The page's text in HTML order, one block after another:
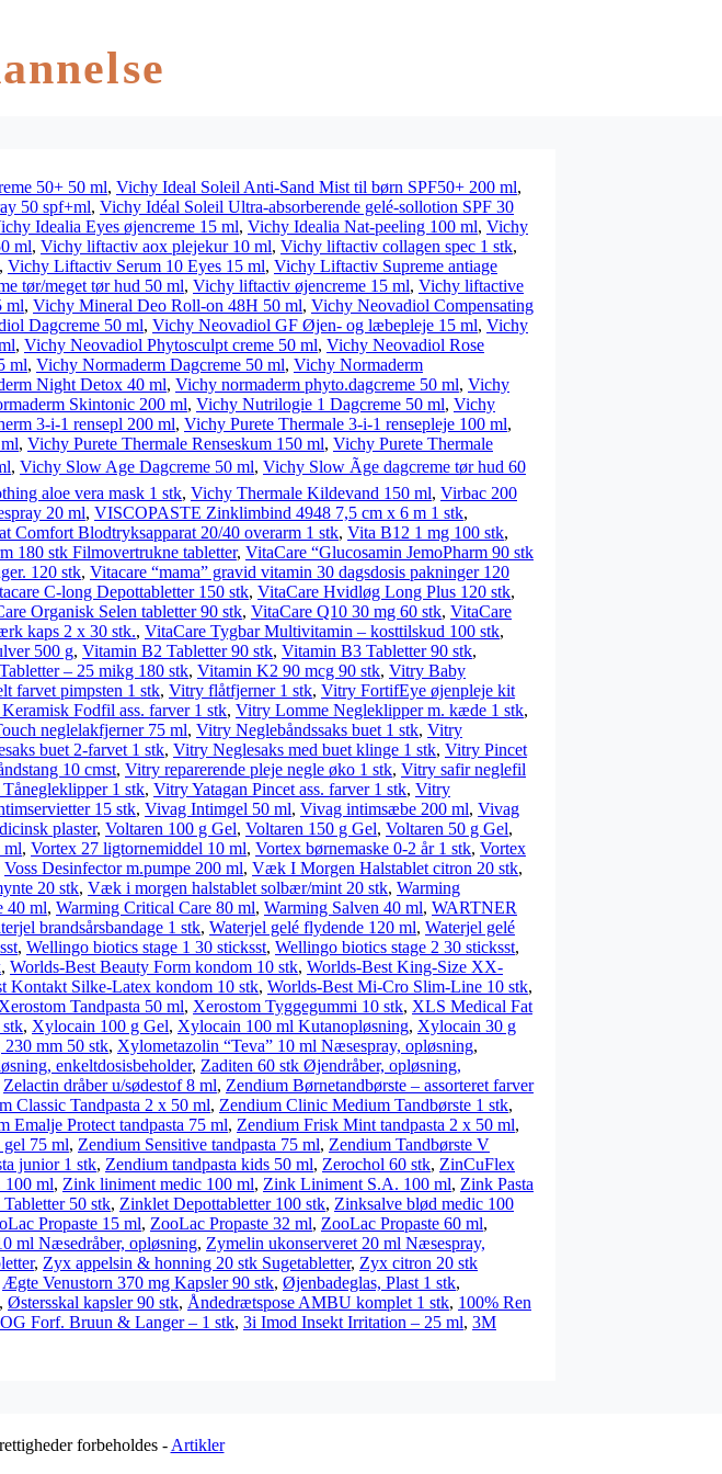
50+ 50 ml, Vichy Ideal Soleil Anti-Sand Mist til børn SPF50+ 200 ml,
50 spf+ml, Vichy Idéal Soleil Ultra-absorberende gelé-sollotion SPF 30
Idealia Eyes øjencreme 15 ml, Vichy Idealia Nat-peeling 100 ml, Vichy
ml, Vichy liftactiv aox plejekur 10 ml, Vichy liftactiv collagen spec 1 stk,
, Vichy Liftactiv Serum 10 Eyes 15 ml, Vichy Liftactiv Supreme antiage
tør/meget tør hud 50 ml, Vichy liftactiv øjencreme 15 ml, Vichy liftactive
ml, Vichy Mineral Deo Roll-on 48H 50 ml, Vichy Neovadiol Compensating
Dagcreme 50 ml, Vichy Neovadiol GF Øjen- og læbepleje 15 ml, Vichy
, Vichy Neovadiol Phytosculpt creme 50 ml, Vichy Neovadiol Rose
ml, Vichy Normaderm Dagcreme 50 ml, Vichy Normaderm
Night Detox 40 ml, Vichy normaderm phyto.dagcreme 50 ml, Vichy
Skintonic 200 ml, Vichy Nutrilogie 1 Dagcreme 50 ml, Vichy
3-i-1 rensepl 200 ml, Vichy Purete Thermale 3-i-1 rensepleje 100 ml,
, Vichy Purete Thermale Renseskum 150 ml, Vichy Purete Thermale
, Vichy Slow Age Dagcreme 50 ml, Vichy Slow Ãge dagcreme tør hud 60
aloe vera mask 1 stk, Vichy Thermale Kildevand 150 ml, Virbac 200
20 ml, VISCOPASTE Zinklimbind 4948 7,5 cm x 6 m 1 stk,
Comfort Blodtryksapparat 20/40 overarm 1 stk, Vita B12 1 mg 100 stk,
180 stk Filmovertrukne tabletter, VitaCare “Glucosamin JemoPharm 90 stk
120 stk, Vitacare “mama” gravid vitamin 30 dagsdosis pakninger 120
C-long Depottabletter 150 stk, VitaCare Hvidløg Long Plus 120 stk,
Organisk Selen tabletter 90 stk, VitaCare Q10 30 mg 60 stk, VitaCare
kaps 2 x 30 stk., VitaCare Tygbar Multivitamin – kosttilskud 100 stk,
500 g, Vitamin B2 Tabletter 90 stk, Vitamin B3 Tabletter 90 stk,
– 25 mikg 180 stk, Vitamin K2 90 mcg 90 stk, Vitry Baby
farvet pimpsten 1 stk, Vitry flåtfjerner 1 stk, Vitry FortifEye øjenpleje kit
Fodfil ass. farver 1 stk, Vitry Lomme Negleklipper m. kæde 1 stk,
neglelakfjerner 75 ml, Vitry Neglebåndssaks buet 1 stk, Vitry
buet 2-farvet 1 stk, Vitry Neglesaks med buet klinge 1 stk, Vitry Pincet
10 cmst, Vitry reparerende pleje negle øko 1 stk, Vitry safir neglefil
1 stk, Vitry Yatagan Pincet ass. farver 1 stk, Vitry
15 stk, Vivag Intimgel 50 ml, Vivag intimsæbe 200 ml, Vivag
plaster, Voltaren 100 g Gel, Voltaren 150 g Gel, Voltaren 50 g Gel,
ml, Vortex 27 ligtorne­middel 10 ml, Vortex børnemaske 0-2 år 1 stk, Vortex
Voss Desinfector m.pumpe 200 ml, Væk I Morgen Halstablet citron 20 stk,
20 stk, Væk i morgen halstablet solbær/mint 20 stk, Warming
40 ml, Warming Critical Care 80 ml, Warming Salven 40 ml, WARTNER
brandsårsbandage 1 stk, Waterjel gelé flydende 120 ml, Waterjel gelé
, Wellingo biotics stage 1 30 sticksst, Wellingo biotics stage 2 30 sticksst,
, Worlds-Best Beauty Form kondom 10 stk, Worlds-Best King-Size XX-
Kontakt Silke-Latex kondom 10 stk, Worlds-Best Mi-Cro Slim-Line 10 stk,
Xerostom Tandpasta 50 ml, Xerostom Tyggegummi 10 stk, XLS Medical Fat
, Xylocain 100 g Gel, Xylocain 100 ml Kutanopløsning, Xylocain 30 g
mm 50 stk, Xylometazolin “Teva” 10 ml Næsespray, opløsning,
enkeltdosisbeholder, Zaditen 60 stk Øjendråber, opløsning,
Zelactin dråber u/sødestof 8 ml, Zendium Børnetandbørste – assorteret farver
Classic Tandpasta 2 x 50 ml, Zendium Clinic Medium Tandbørste 1 stk,
Emalje Protect tandpasta 75 ml, Zendium Frisk Mint tandpasta 2 x 50 ml,
gel 75 ml, Zendium Sensitive tandpasta 75 ml, Zendium Tandbørste V
junior 1 stk, Zendium tandpasta kids 50 ml, Zerochol 60 stk, ZinCuFlex
100 ml, Zink liniment medic 100 ml, Zink Liniment S.A. 100 ml, Zink Pasta
50 stk, Zinklet Depottabletter 100 stk, Zinksalve blød medic 100
Propaste 15 ml, ZooLac Propaste 32 ml, ZooLac Propaste 60 ml,
ml Næsedråber, opløsning, Zymelin ukonserveret 20 ml Næsespray,
, Zyx appelsin & honning 20 stk Sugetabletter, Zyx citron 20 stk
Ægte Venustorn 370 mg Kapsler 90 stk, Øjenbadeglas, Plast 1 stk,
, Østersskal kapsler 90 stk, Åndedrætspose AMBU komplet 1 stk, 100% Ren
Forf. Bruun & Langer – 1 stk, 3i Imod Insekt Irritation – 25 ml, 3M
forbeholdes - Artikler